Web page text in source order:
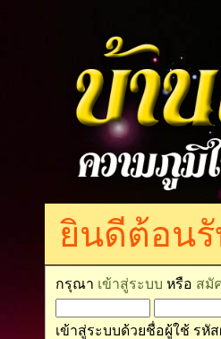
ยินดีต้อนรั
กรุณา เข้าสู่ระบบ หรือ สมั
เข้าสู่ระบบด้วยชื่อผู้ใช้ รหั